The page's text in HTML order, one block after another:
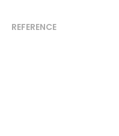
REFERENCE